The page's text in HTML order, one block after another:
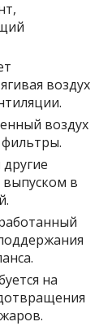
воздух
воздух
выпуском в
на